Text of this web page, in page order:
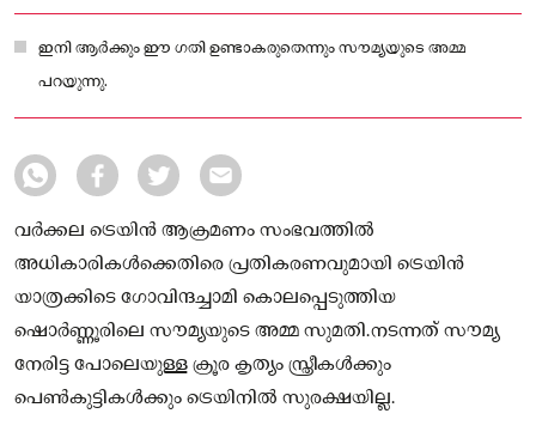
ഇനി ആർക്കും ഈ ഗതി ഉണ്ടാകരുതെന്നും സൗമ്യയുടെ അമ്മ
പറയുന്നു.
വർക്കല ട്രെയിൻ ആക്രമണം സംഭവത്തിൽ
അധികാരികൾക്കെതിരെ പ്രതികരണവുമായി ട്രെയിൻ
യാത്രക്കിടെ ഗോവിന്ദച്ചാമി കൊലപ്പെടുത്തിയ
ഷൊർണ്ണൂരിലെ സൗമ്യയുടെ അമ്മ സുമതി.നടന്നത് സൗമ്യ
നേരിട്ട പോലെയുള്ള ക്രൂര കൃത്യം സ്ത്രീകൾക്കും
പെൺകുട്ടികൾക്കും ട്രെയിനിൽ സുരക്ഷയില്ല.